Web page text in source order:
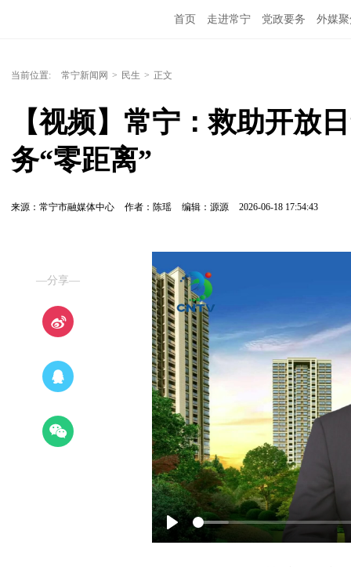
首页 走进常宁 党政要务 外媒
当前位置: 常宁新闻网 > 民生 > 正文
【视频】常宁：救助开放
务“零距离”
来源：常宁市融媒体中心 作者：陈瑶 编辑：源源 2026-06-18 17:54:43
—分享—
Play